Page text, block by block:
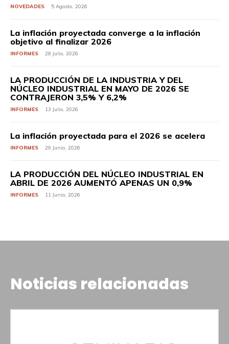
NOVEDADES 5 Agosto, 2026
La inflación proyectada converge a la inflación
objetivo al finalizar 2026
INFORMES 28 Julio, 2026
LA PRODUCCIÓN DE LA INDUSTRIA Y DEL
NÚCLEO INDUSTRIAL EN MAYO DE 2026 SE
CONTRAJERON 3,5% Y 6,2%
INFORMES 13 Julio, 2026
La inflación proyectada para el 2026 se acelera
INFORMES 29 Junio, 2026
LA PRODUCCIÓN DEL NÚCLEO INDUSTRIAL EN
ABRIL DE 2026 AUMENTÓ APENAS UN 0,9%
INFORMES 11 Junio, 2026
Noticias relacionadas